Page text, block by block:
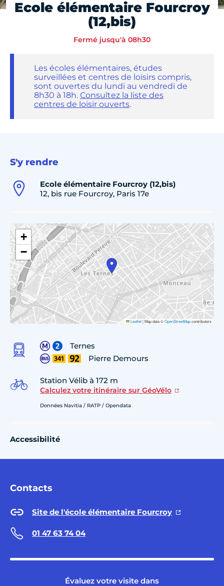
Ecole élémentaire Fourcroy
(12,bis)
Fermé jusqu'à 08h30
Les écoles élémentaires, études
surveillées et centres de loisirs compris,
sont ouvertes du lundi au vendredi de
8h30 à 18h. Consultez la liste des
centres de loisir ouverts.
S'y rendre
Ecole élémentaire Fourcroy (12,bis)
12, bis rue Fourcroy, Paris 17e
+
−
Leaflet|Map data ©OpenStreetMapcontributors
Ternes
Pierre Demours
Station Vélib à 172 m
Calculez votre itinéraire sur GéoVélo
Données Navitia / RATP / Opendata
Accessibilité
Contacts
Site de l'école élémentaire Fourcroy
01 47 63 74 04
Évaluez votre visite dans